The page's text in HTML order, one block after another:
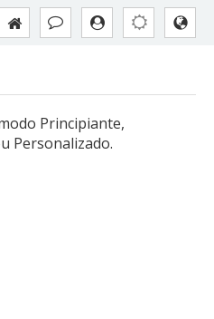
Principiante,
Personalizado.